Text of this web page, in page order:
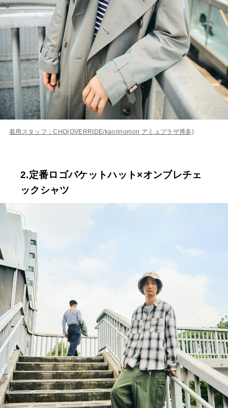
着用スタッフ：CHO(OVERRIDE/kaorinomori アミュプラザ博多)
2.定番ロゴバケットハット×オンブレチェ
ックシャツ